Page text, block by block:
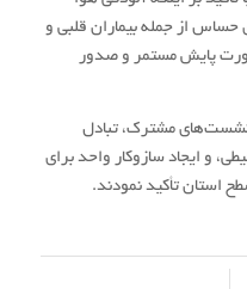
حساس از جمله بیماران قلبی و
پایش مستمر و صدور
نشست‌های مشترک، تبادل
و ایجاد سازوکار واحد برای
استان تأکید نمودند.